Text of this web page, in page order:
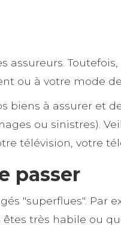
assureurs.
ou à votre mode
biens à assurer et
ou sinistres).
télévision, votre
passer
"superflues". Par
très habile ou